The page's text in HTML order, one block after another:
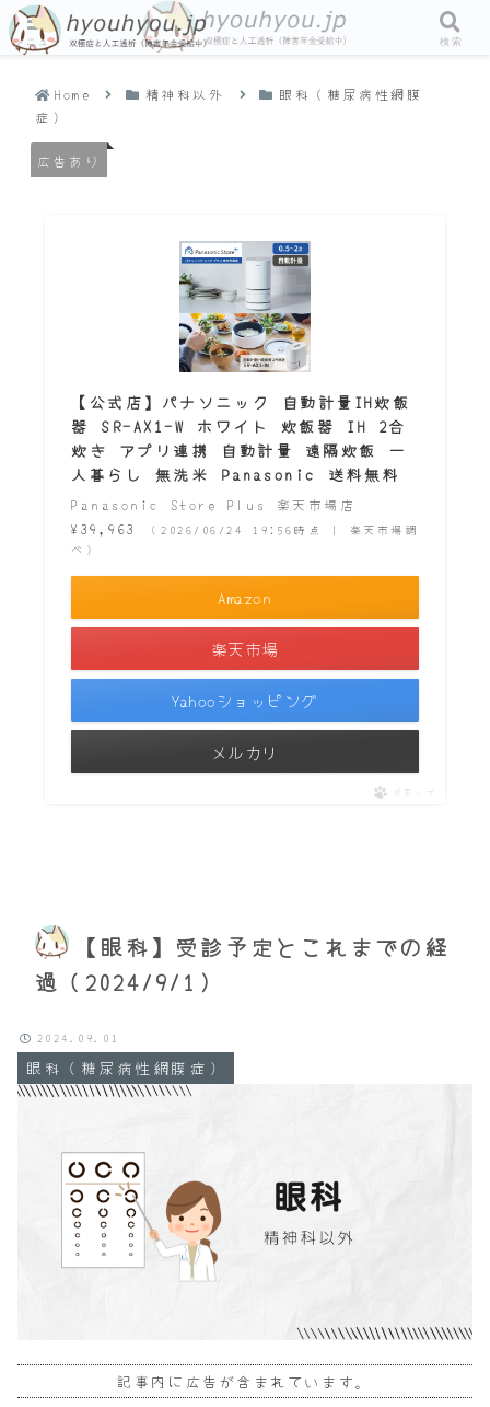
Home 精神科以外
眼科（糖尿病性網膜
症）
広告あり
【眼科】受診予定とこれまでの経
過（2024/9/1）
眼科（糖尿病性網膜症）
2024.09.01
記事内に広告が含まれています。
【公式店】パナソニック 自動計量IH炊飯
器 SR-AX1-W ホワイト 炊飯器 IH 2合
炊き アプリ連携 自動計量 遠隔炊飯 一
人暮らし 無洗米 Panasonic 送料無料
Panasonic Store Plus 楽天市場店
¥39,963
（2026/06/24 19:56時点 | 楽天市場調
べ）
Amazon
楽天市場
Yahooショッピング
メルカリ
ポチップ
メニュー 検索